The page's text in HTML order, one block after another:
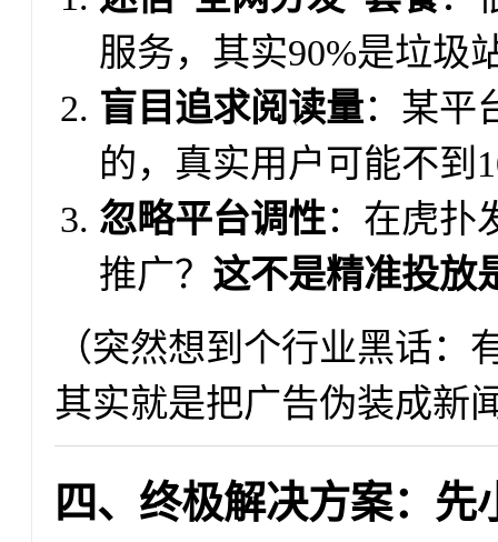
服务，其实90%是垃圾
盲目追求阅读量：某平
的，真实用户可能不到
忽略平台调性：在虎扑
推广？ 这不是精准投放
（突然想到个行业黑话：
其实就是把广告伪装成新
四、终极解决方案：先